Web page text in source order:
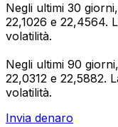
Negli ultimi 30
22,1026 e 22,4564.
volatilità.
Negli ultimi 90
22,0312 e 22,5882.
volatilità.
Invia denaro